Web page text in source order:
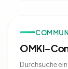
OMKI-
Durchsuche